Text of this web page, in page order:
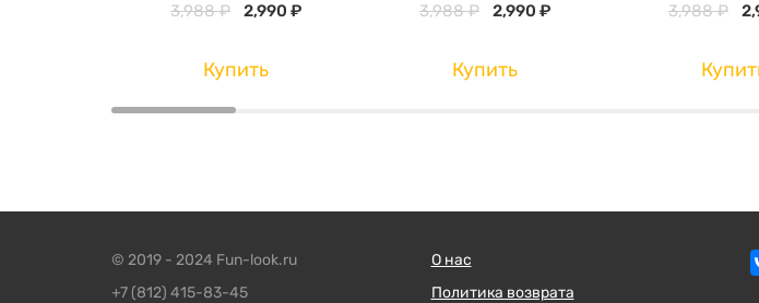
3,988 ₽ 2,990 ₽
Купить
3,988 ₽ 2,990 ₽
Купить
3,988 ₽
© 2019 - 2024 Fun-look.ru
+7 (812) 415-83-45
О нас
Политика возврата